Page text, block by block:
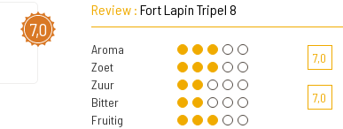
7,0
Review : Fort Lapin Tripel 8
Aroma
Zoet
Zuur
Bitter
Fruitig
7,0
7,0